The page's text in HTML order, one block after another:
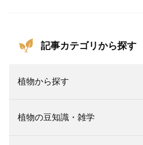
記事カテゴリから探す
植物から探す
植物の豆知識・雑学